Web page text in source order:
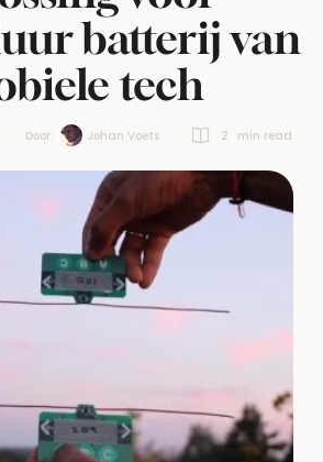
batterij van
tech
Door: Johan Voets 2 min read